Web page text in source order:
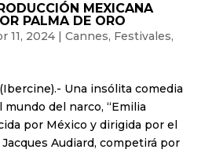
MEXICANA
PALMA DE ORO
11, 2024| Cannes, Festivales,
Una insólita comedia
del narco, “Emilia
por México y dirigida por el
Audiard, competirá por